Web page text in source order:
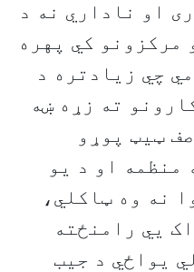
او ناداري نه د
مرکزونو کي پهره
چي زیادتره د
ته زړه ښه
ټیټ پوړو
منظمه او د یو
نه وه ټاکلي،
يي رامنځته
یواځي د جیب